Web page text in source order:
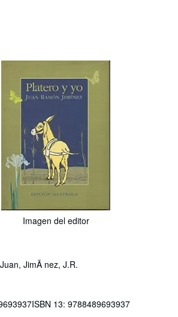
Imagen del editor
JimÃ nez, J.R.
ISBN 13: 9788489693937